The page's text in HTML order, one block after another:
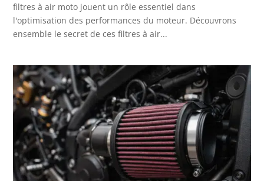
filtres à air moto jouent un rôle essentiel dans
l'optimisation des performances du moteur. Découvrons
ensemble le secret de ces filtres à air...